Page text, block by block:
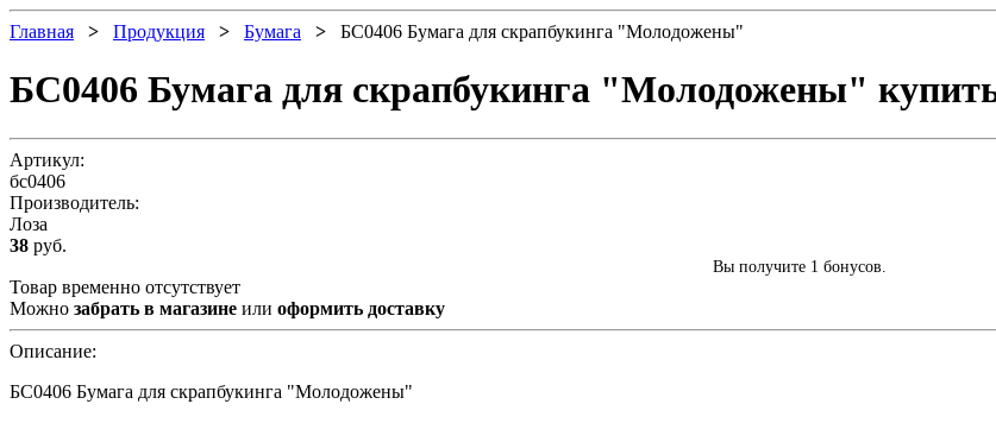
Главная > Продукция > Бумага > БС0406 Бумага для скрапбукинга "Молодожены"
БС0406 Бумага для скрапбукинга "Молодожены"
Артикул:
бс0406
Производитель:
Лоза
38 руб.
Вы получите 1 бонусов.
Товар временно отсутствует
Можно забрать в магазине или оформить доставку
Описание:
БС0406 Бумага для скрапбукинга "Молодожены"